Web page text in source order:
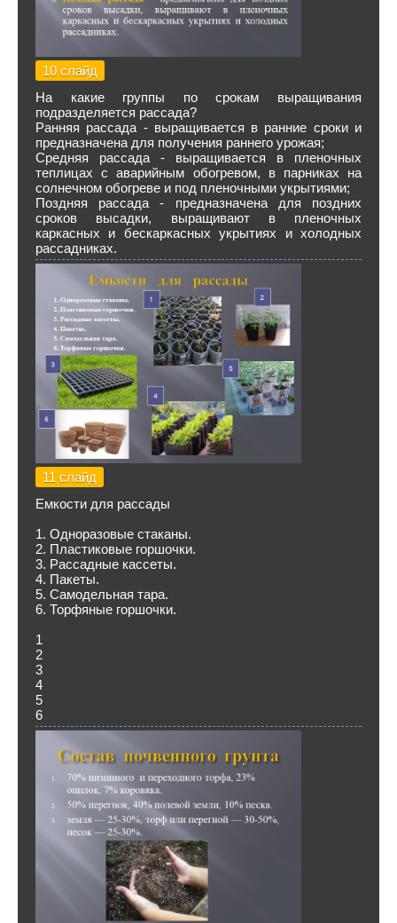
10 слайд
На какие группы по срокам выращивания
подразделяется рассада?
Ранняя рассада - выращивается в ранние сроки и
предназначена для получения раннего урожая;
Средняя рассада - выращивается в пленочных
теплицах с аварийным обогревом, в парниках на
солнечном обогреве и под пленочными укрытиями;
Поздняя рассада - предназначена для поздних
сроков высадки, выращивают в пленочных
каркасных и бескаркасных укрытиях и холодных
рассадниках.
11 слайд
Емкости для рассады
1. Одноразовые стаканы.
2. Пластиковые горшочки.
3. Рассадные кассеты.
4. Пакеты.
5. Самодельная тара.
6. Торфяные горшочки.
1
2
3
4
5
6